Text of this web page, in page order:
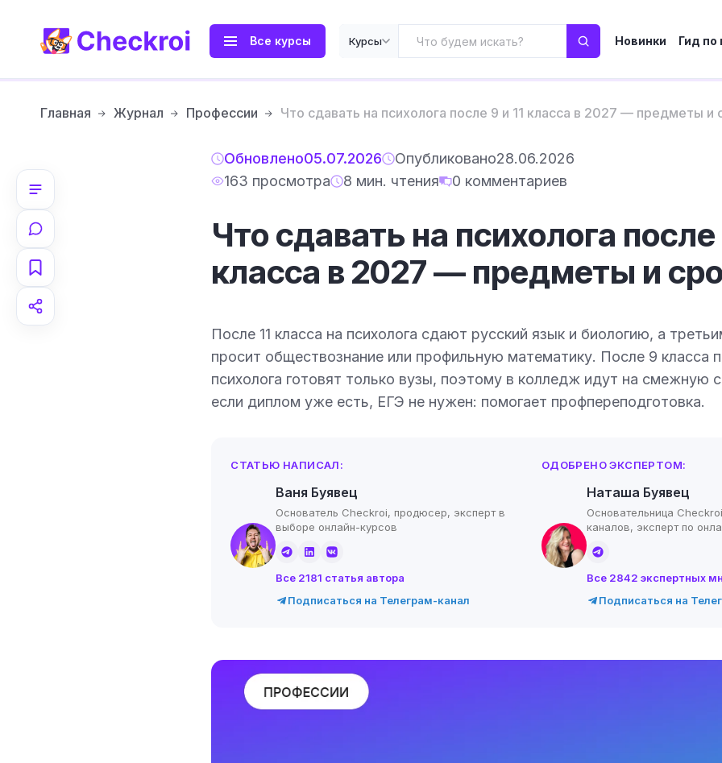
Все курсы Курсы Новинки Гид
Главная Журнал Профессии Что сдавать на психолога после 9 и 11 класса в 2027 — предметы и
Обновлено05.07.2026 Опубликовано28.06.2026
163 просмотра
8 мин. чтения 0 комментариев
Что сдавать на психолога после
класса в 2027 — предметы и
После 11 класса на психолога сдают русский язык и биологию, а
просит обществознание или профильную математику. После 9 класса
психолога готовят только вузы, поэтому в колледж идут на смежную
если диплом уже есть, ЕГЭ не нужен: помогает профпереподготовка.
СТАТЬЮ НАПИСАЛ:
Ваня Буявец
Основатель Checkroi, продюсер, эксперт в
выборе онлайн-курсов
Все 2181 статья автора
Подписаться на Телеграм-канал
ОДОБРЕНО ЭКСПЕРТОМ:
Наташа Буявец
Основательница
каналов, эксперт по
Все 2842 экспертных
Подписаться на